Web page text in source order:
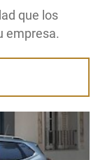
que los
empresa.